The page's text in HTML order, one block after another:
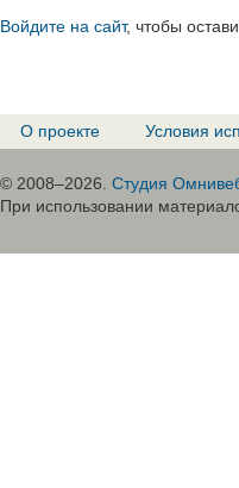
Войдите на сайт, чтобы
О проекте Условия
© 2008–2026. Студия
При использовании